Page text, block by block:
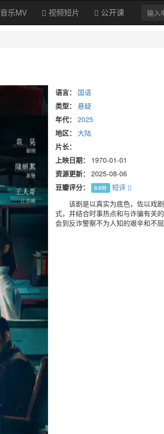
音乐MV 视频短片 公开课
语言：
国语
类型：
悬疑
年代：
2025
地区：
大陆
片长：
上映日期：
1970-01-01
资源更新：
2025-08-06
豆瓣评分：
0.0分
短评
该剧是以真实为底色，佐以戏剧
式，并结合时事热点和与诈骗有关
会到反诈警察不为人知的艰辛和不